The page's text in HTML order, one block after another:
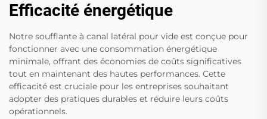
Efficacité énergétique
Notre soufflante à canal latéral pour vide est conçue pour
fonctionner avec une consommation énergétique
minimale, offrant des économies de coûts significatives
tout en maintenant des hautes performances. Cette
efficacité est cruciale pour les entreprises souhaitant
adopter des pratiques durables et réduire leurs coûts
opérationnels.